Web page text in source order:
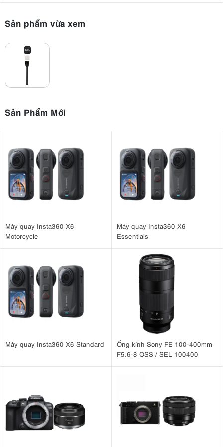
chắn gió. Rãnh cho clip Wireless GO giúp xây dựng một kết nối an
toàn, quan trọng để ngăn chặn việc thu âm giữa các chuyển động.
4. Những tính năng quan trọng và trải
Interview GO sở hữu một số tính năng quan trọng, bao gồm khả
năng biến truyền Wireless GO thành micro cầm tay. Tay cầm và
tấm chắn gió có thể tháo rời giảm hiệu ứng âm thanh plosive và
tiếng gió, làm cho nó phù hợp cho các buổi ghi âm ngoại ô. Hoạt
động hoàn hảo với Wireless GO và GO II, Interview GO hoạt động
mượt mà với các hệ thống micro này, cung cấp một hình dạng độc
đáo, công nghệ độc quyền và chất lượng âm thanh cao cấp.
Trong một tuần sử dụng, RODE Interview GO đã chứng minh giá trị
của mình, cung cấp âm thanh rõ ràng và giọng nói sắc nét với chất
lượng âm thanh xuất sắc. Mặc dù không vượt qua các micro
vụ chuyên nghiệp và các hoạt động quan trọng.
5. Kết nối và tiện lợi
Sản phẩm vừa xem
Sản Phẩm Mới
Máy quay Insta360 X6
Motorcycle
Máy quay Insta360 X6
Essentials
Máy quay Insta360 X6 Standard
Ống kính Sony FE 100-400mm
F5.6-8 OSS / SEL 100400